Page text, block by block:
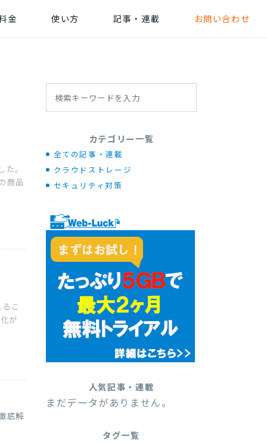
金 使い方 記事・連載 お問い合わせ
。
商品
こ
が
底解
カテゴリー一覧
全ての記事・連載
クラウドストレージ
セキュリティ対策
人気記事・連載
まだデータがありません。
タグ一覧